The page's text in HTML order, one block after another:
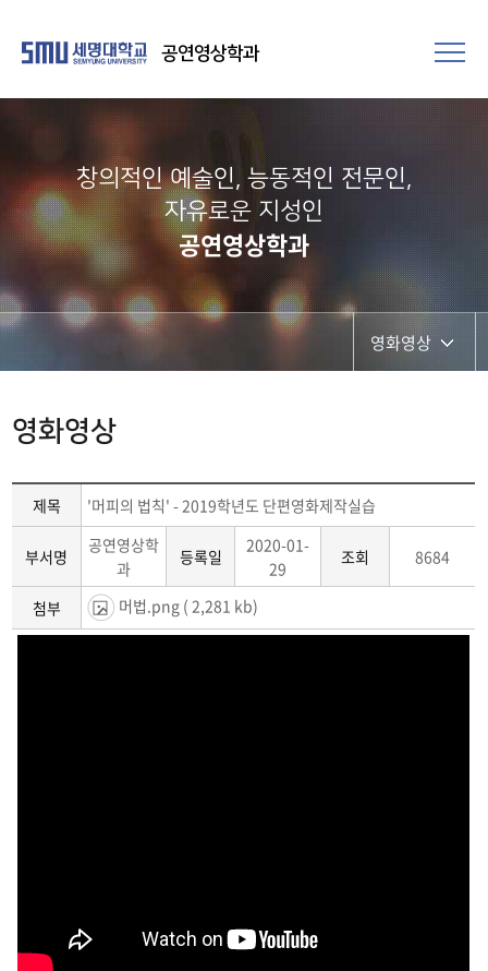
공연영상학과
창의적인 예술인, 능동적인 전문인,
자유로운 지성인
공연영상학과
영화영상
홍보영상
영화영상
제목 '머피의 법칙' - 2019학년도 단편영화제작실습
부서명
공연영상학
과
등록일
2020-01-
29
조회 8684
첨부 머법.png ( 2,281 kb)